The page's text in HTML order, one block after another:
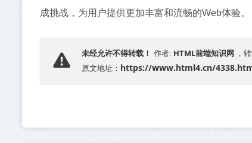
成挑战，为用户提供更加丰富和流畅的Web体验。
未经允许不得转载！ 作者: HTML前端知识网 ，
原文地址： https://www.html4.cn/